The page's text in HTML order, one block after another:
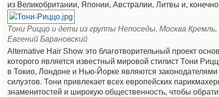
из Великобритании, Японии, Австралии, Литвы и,
Тони Риццо и дети из группы Непоседы, Москва
Евгений Барановский
Alternative Hair Show это благотворительный проект
которого является известный мировой стилист Тони
в Токио, Лондоне и Нью-Йорке являются
силуэтов. Тони привлекает всех европейских
знаменитостей и широкую общественность, чтобы